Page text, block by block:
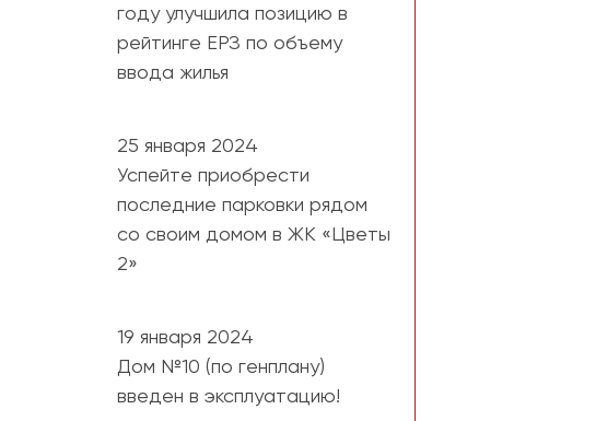
году улучшила позицию в
рейтинге ЕРЗ по объему
ввода жилья
25 января 2024
Успейте приобрести
последние парковки рядом
со своим домом в ЖК «Цветы
2»
19 января 2024
Дом №10 (по генплану)
введен в эксплуатацию!